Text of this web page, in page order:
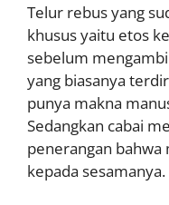
Telur rebus yang
khusus yaitu etos
sebelum
yang biasanya
punya makna
Sedangkan cabai
penerangan
kepada sesamanya.